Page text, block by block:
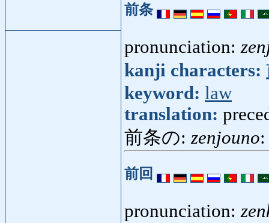
前条
pronunciation:
kanji characters:
keyword: law
translation:
前条の:zenjouno
前回
pronunciation: